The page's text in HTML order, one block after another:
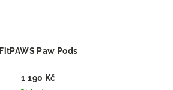
FitPAWS Paw Pods
1 190 Kč